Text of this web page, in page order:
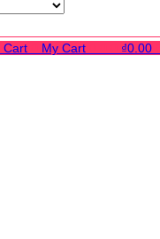
Cart My Cart ₫0.00